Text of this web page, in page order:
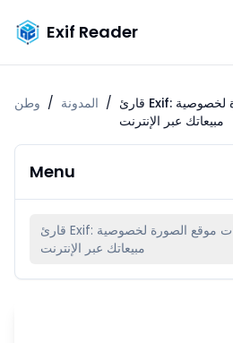
Exif Reader
وطن / المدونة / قارئ Exif: تحقق من بيانات موقع الصورة لخصوصية
مبيعاتك عبر الإنترنت
Menu
قارئ Exif: تحقق من بيانات موقع الصورة لخصوصية
مبيعاتك عبر الإنترنت